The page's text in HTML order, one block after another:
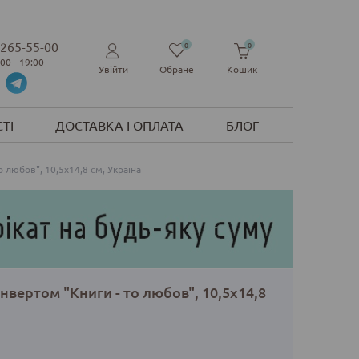
55-00
- 19:00
Увійти Обране
0
Кошик
0
ДОСТАВКА І ОПЛАТА БЛОГ
любов", 10,5х14,8 см, Україна
"Книги - то любов", 10,5х14,8